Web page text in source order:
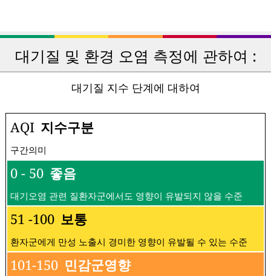
대기질 및 환경 오염 측정에 관하여 :
대기질 지수 단계에 대하여
AQI 지수구분
구간의미
0 - 50 좋음
대기오염 관련 질환자군에서도 영향이 유발되지 않을 수준
51 -100 보통
환자군에게 만성 노출시 경미한 영향이 유발될 수 있는 수준
101-150 민감군영향